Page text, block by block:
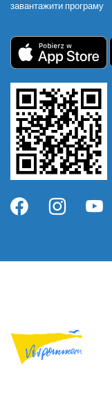
завантажити програму